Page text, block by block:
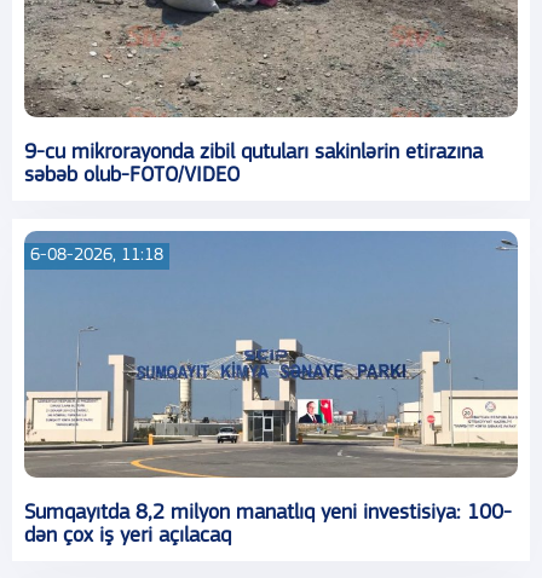
9-cu mikrorayonda zibil qutuları sakinlərin etirazına
səbəb olub-FOTO/VIDEO
6-08-2026, 11:18
Sumqayıtda 8,2 milyon manatlıq yeni investisiya: 100-
dən çox iş yeri açılacaq